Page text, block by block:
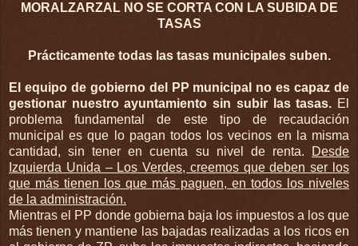
MORALZARZAL NO SE CORTA CON LA SUBIDA DE
TASAS
Prácticamente todas las tasas municipales suben.
El equipo de gobierno del PP municipal no es capaz de
gestionar nuestro ayuntamiento sin subir las tasas. El
problema fundamental de este tipo de recaudación
municipal es que lo pagan todos los vecinos en la misma
cantidad, sin tener en cuenta su nivel de renta.
Desde
Izquierda Unida – Los Verdes, creemos que deben ser los
que más tienen los que más paguen, en todos los niveles
de la administración.
Mientras el PP donde gobierna baja los impuestos a los que
más tienen y mantiene las bajadas realizadas a los ricos en